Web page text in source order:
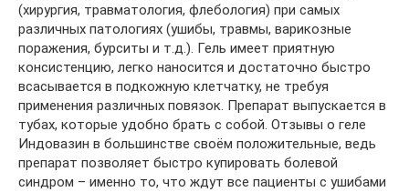
(хирургия, травматология, флебология) при самых
различных патологиях (ушибы, травмы, варикозные
поражения, бурситы и т.д.). Гель имеет приятную
консистенцию, легко наносится и достаточно быстро
всасывается в подкожную клетчатку, не требуя
применения различных повязок. Препарат выпускается в
тубах, которые удобно брать с собой. Отзывы о геле
Индовазин в большинстве своём положительные, ведь
препарат позволяет быстро купировать болевой
синдром – именно то, что ждут все пациенты с ушибами